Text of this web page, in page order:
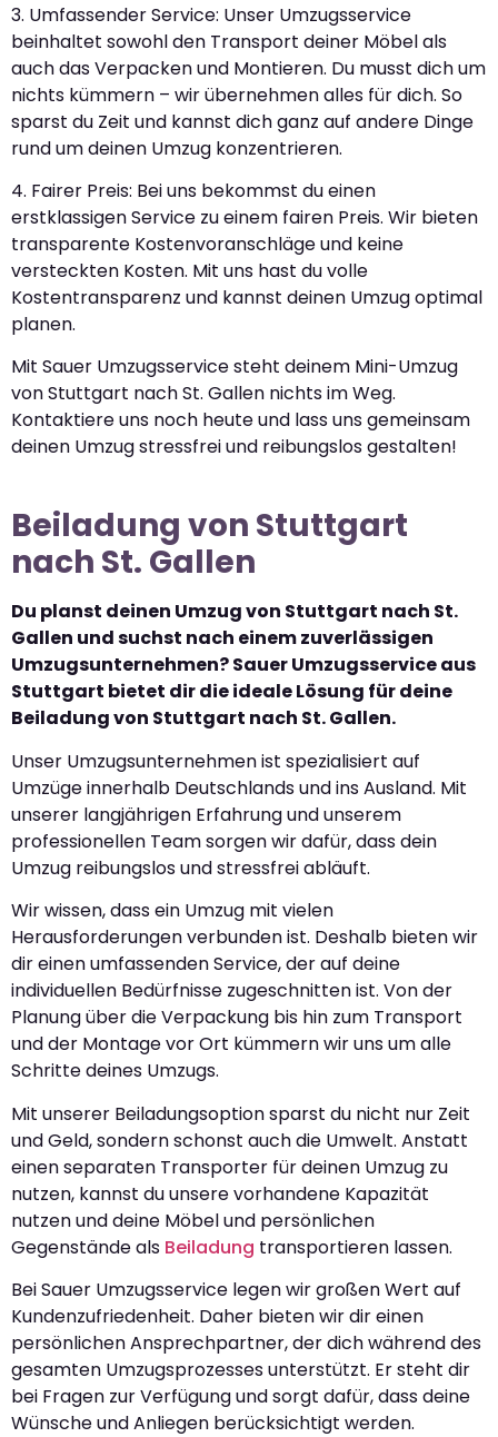
3. Umfassender Service: Unser Umzugsservice
beinhaltet sowohl den Transport deiner Möbel als
auch das Verpacken und Montieren. Du musst dich um
nichts kümmern – wir übernehmen alles für dich. So
sparst du Zeit und kannst dich ganz auf andere Dinge
rund um deinen Umzug konzentrieren.
4. Fairer Preis: Bei uns bekommst du einen
erstklassigen Service zu einem fairen Preis. Wir bieten
transparente Kostenvoranschläge und keine
versteckten Kosten. Mit uns hast du volle
Kostentransparenz und kannst deinen Umzug optimal
planen.
Mit Sauer Umzugsservice steht deinem Mini-Umzug
von Stuttgart nach St. Gallen nichts im Weg.
Kontaktiere uns noch heute und lass uns gemeinsam
deinen Umzug stressfrei und reibungslos gestalten!
Beiladung von Stuttgart
nach St. Gallen
Du planst deinen Umzug von Stuttgart nach St.
Gallen und suchst nach einem zuverlässigen
Umzugsunternehmen? Sauer Umzugsservice aus
Stuttgart bietet dir die ideale Lösung für deine
Beiladung von Stuttgart nach St. Gallen.
Unser Umzugsunternehmen ist spezialisiert auf
Umzüge innerhalb Deutschlands und ins Ausland. Mit
unserer langjährigen Erfahrung und unserem
professionellen Team sorgen wir dafür, dass dein
Umzug reibungslos und stressfrei abläuft.
Wir wissen, dass ein Umzug mit vielen
Herausforderungen verbunden ist. Deshalb bieten wir
dir einen umfassenden Service, der auf deine
individuellen Bedürfnisse zugeschnitten ist. Von der
Planung über die Verpackung bis hin zum Transport
und der Montage vor Ort kümmern wir uns um alle
Schritte deines Umzugs.
Mit unserer Beiladungsoption sparst du nicht nur Zeit
und Geld, sondern schonst auch die Umwelt. Anstatt
einen separaten Transporter für deinen Umzug zu
nutzen, kannst du unsere vorhandene Kapazität
nutzen und deine Möbel und persönlichen
Gegenstände als Beiladung transportieren lassen.
Bei Sauer Umzugsservice legen wir großen Wert auf
Kundenzufriedenheit. Daher bieten wir dir einen
persönlichen Ansprechpartner, der dich während des
gesamten Umzugsprozesses unterstützt. Er steht dir
bei Fragen zur Verfügung und sorgt dafür, dass deine
Wünsche und Anliegen berücksichtigt werden.